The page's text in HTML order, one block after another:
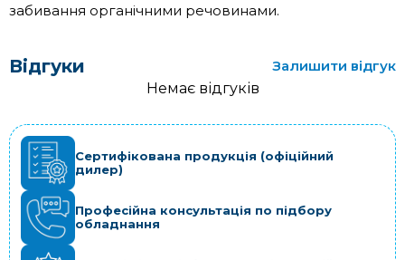
забивання органічними речовинами.
Відгуки
Залишити відгук
Немає відгуків
Сертифікована продукція (офіційний
дилер)
Професійна консультація по підбору
обладнання